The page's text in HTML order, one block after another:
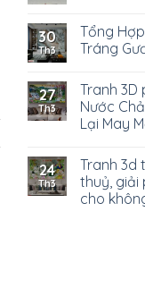
30
Th3
Tổng
Tráng
27
Th3
Tranh 3D
Nước
Lại May
24
Th3
Tranh 3d
thuỷ, giải
cho